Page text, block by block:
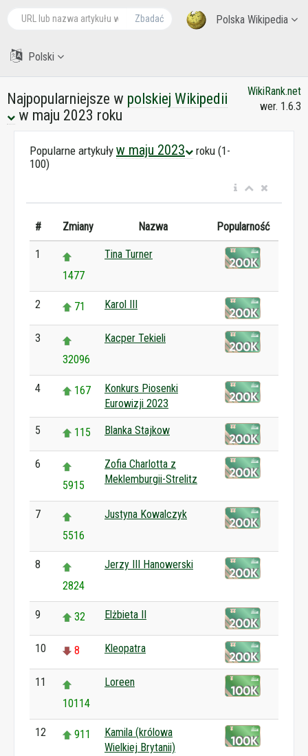
Polska Wikipedia
Zbadać
Polski
Najpopularniejsze w polskiej Wikipedii
w maju 2023 roku
WikiRank.net
wer. 1.6.3
Popularne artykuły w maju 2023
roku (1-
100)
# Zmiany Nazwa Popularność
1
1477
Tina Turner
2 71 Karol III
3
32096
Kacper Tekieli
4 167
Konkurs Piosenki
Eurowizji 2023
5 115 Blanka Stajkow
6
5915
Zofia Charlotta z
Meklemburgii-Strelitz
7
5516
Justyna Kowalczyk
8
2824
Jerzy III Hanowerski
9 32 Elżbieta II
10 8 Kleopatra
11
10114
Loreen
12 911
Kamila (królowa
Wielkiej Brytanii)